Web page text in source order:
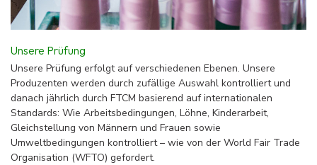
Unsere Prüfung
Unsere Prüfung erfolgt auf verschiedenen Ebenen. Unsere
Produzenten werden durch zufällige Auswahl kontrolliert und
danach jährlich durch FTCM basierend auf internationalen
Standards: Wie Arbeitsbedingungen, Löhne, Kinderarbeit,
Gleichstellung von Männern und Frauen sowie
Umweltbedingungen kontrolliert – wie von der World Fair Trade
Organisation (WFTO) gefordert.